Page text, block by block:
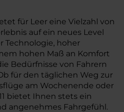
für Leer eine Vielzahl von
auf ein neues Level
Technologie, hoher
hohen Maß an Komfort
Bedürfnisse von Fahrern
für den täglichen Weg zur
am Wochenende oder
bietet Ihnen stets ein
angenehmes Fahrgefühl.